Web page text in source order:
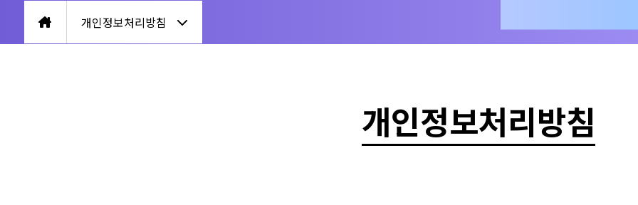
개인정보처리방침
개인정보처리방침